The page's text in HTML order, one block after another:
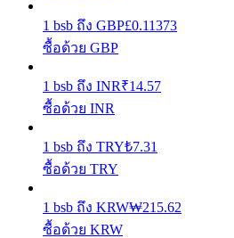
การปักหลัก
ผลตอบแทนสูงและเข้าถึงได้ทันที
1 bsb ถึง GBP£0.11373
ซื้อด้วย GBP
1 bsb ถึง INR₹14.57
ซื้อด้วย INR
1 bsb ถึง TRY₺7.31
ซื้อด้วย TRY
1 bsb ถึง KRW₩215.62
ซื้อด้วย KRW